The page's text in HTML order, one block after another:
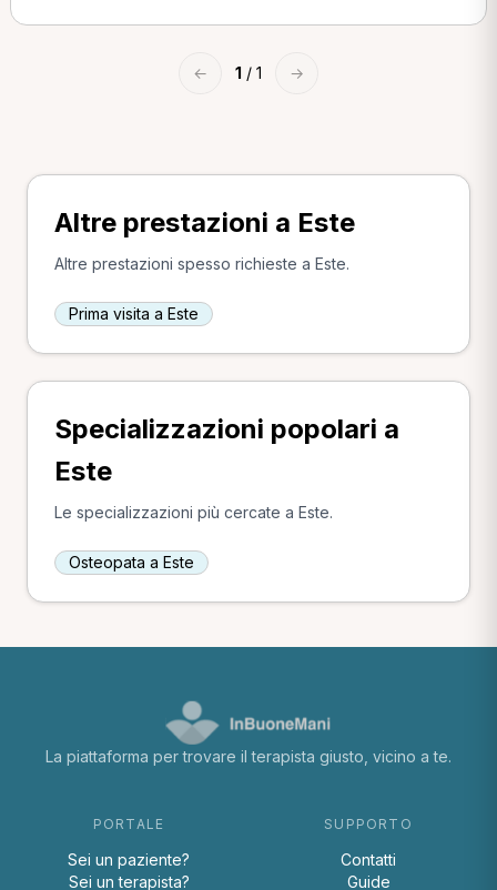
← 1 / 1 →
Altre prestazioni a Este
Altre prestazioni spesso richieste a Este.
Prima visita a Este
Specializzazioni popolari a
Este
Le specializzazioni più cercate a Este.
Osteopata a Este
La piattaforma per trovare il terapista giusto, vicino a te.
PORTALE
Sei un paziente?
Sei un terapista?
SUPPORTO
Contatti
Guide